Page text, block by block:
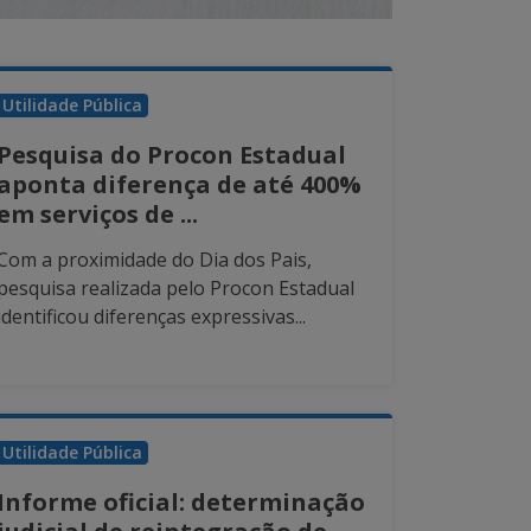
Utilidade Pública
do Procon Estadual
diferença de até 400%
serviços de ...
a proximidade do Dia dos Pais,
realizada pelo Procon Estadual
diferenças expressivas...
Utilidade Pública
oficial: determinação